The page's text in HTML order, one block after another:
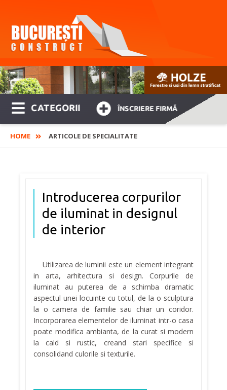
CATEGORII ÎNSCRIERE FIRMĂ
HOME ARTICOLE DE SPECIALITATE
Introducerea corpurilor
de iluminat in designul
de interior
Utilizarea de luminii este un element integrant
in arta, arhitectura si design. Corpurile de
iluminat au puterea de a schimba dramatic
aspectul unei locuinte cu totul, de la o sculptura
la o camera de familie sau chiar un coridor.
Incorporarea elementelor de iluminat intr-o casa
poate modifica ambianta, de la curat si modern
la cald si rustic, creand stari specifice si
consolidand culorile si texturile.